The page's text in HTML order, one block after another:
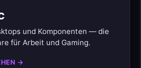
und Komponenten — die
für Arbeit und Gaming.
→